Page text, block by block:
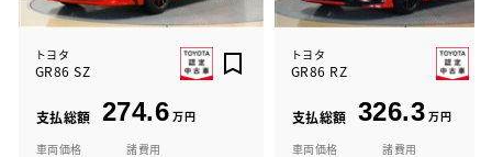
トヨタ
GR86 SZ
支払総額 274.6 万円
車両価格
諸費用
トヨタ
GR86 RZ
支払総額 326.3 万円
車両価格
諸費用